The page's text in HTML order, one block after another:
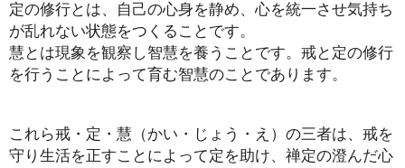
定の修行とは、自己の心身を静め、心を統一させ気持ち
が乱れない状態をつくることです。
慧とは現象を観察し智慧を養うことです。戒と定の修行
を行うことによって育む智慧のことであります。
これら戒・定・慧（かい・じょう・え）の三者は、戒を
守り生活を正すことによって定を助け、禅定の澄んだ心